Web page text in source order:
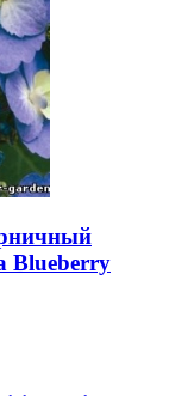
Blueberry